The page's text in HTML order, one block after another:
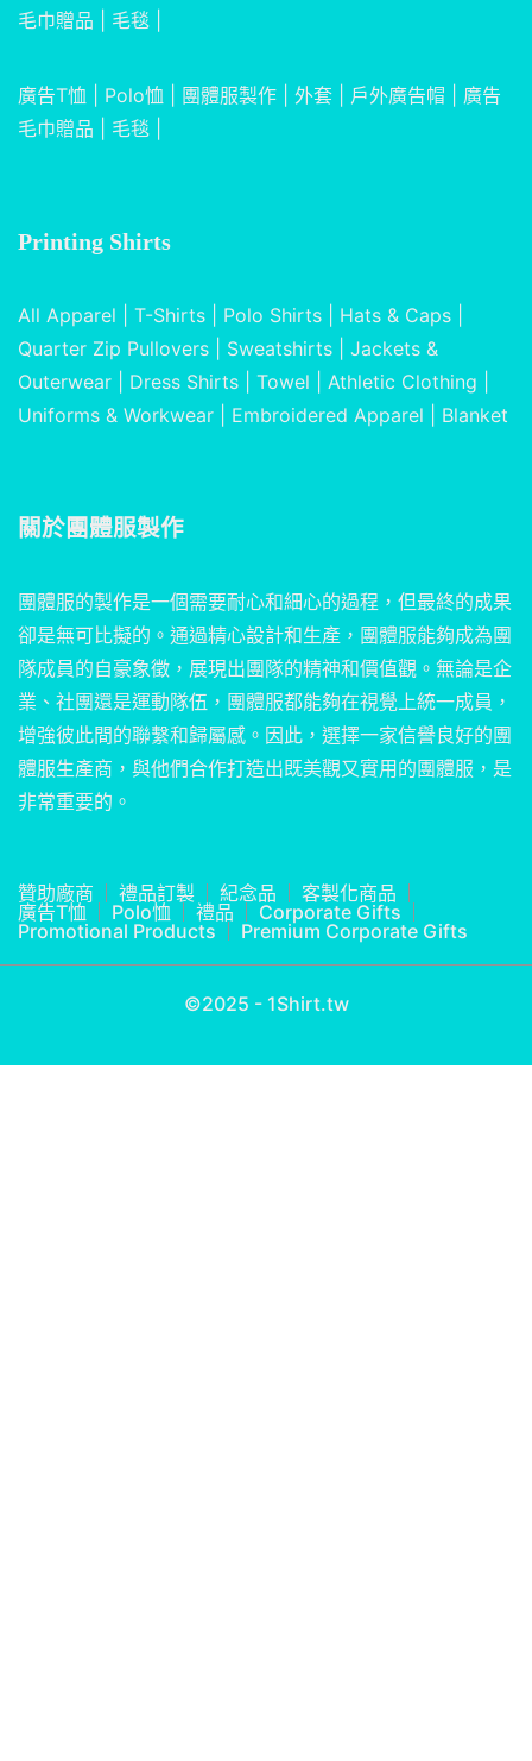
毛巾贈品
毛毯
廣告T恤 Polo恤 團體服製作 外套 戶外廣告帽
廣告
毛巾贈品
毛毯
Printing Shirts
All Apparel T-Shirts Polo Shirts Hats & Caps
Quarter Zip Pullovers
Sweatshirts
Jackets &
Outerwear
Dress Shirts Towel Athletic Clothing
Uniforms & Workwear
Embroidered Apparel Blanket
關於團體服製作
團體服的製作是一個需要耐心和細心的過程，但最終的成果
卻是無可比擬的。通過精心設計和生產，團體服能夠成為團
隊成員的自豪象徵，展現出團隊的精神和價值觀。無論是企
業、社團還是運動隊伍，團體服都能夠在視覺上統一成員，
增強彼此間的聯繫和歸屬感。因此，選擇一家信譽良好的團
體服生產商，與他們合作打造出既美觀又實用的團體服，是
非常重要的。
贊助廠商 禮品訂製 紀念品
客製化商品
廣告T恤
Polo恤 禮品
Corporate Gifts
Promotional Products
Premium Corporate Gifts
©2025 - 1Shirt.tw